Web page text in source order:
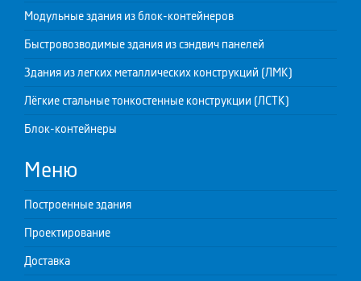
Модульные здания из блок-контейнеров
Быстровозводимые здания из сэндвич панелей
Здания из легких металлических конструкций (ЛМК)
Лёгкие стальные тонкостенные конструкции (ЛСТК)
Блок-контейнеры
Меню
Построенные здания
Проектирование
Доставка